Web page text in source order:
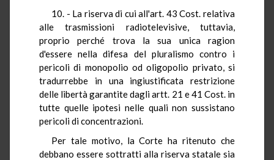
10. - La riserva di cui all'art. 43 Cost. relativa
alle trasmissioni radiotelevisive, tuttavia,
proprio perché trova la sua unica ragion
d'essere nella difesa del pluralismo contro i
pericoli di monopolio od oligopolio privato, si
tradurrebbe in una ingiustificata restrizione
delle libertà garantite dagli artt. 21 e 41 Cost. in
tutte quelle ipotesi nelle quali non sussistano
pericoli di concentrazioni.
Per tale motivo, la Corte ha ritenuto che
debbano essere sottratti alla riserva statale sia